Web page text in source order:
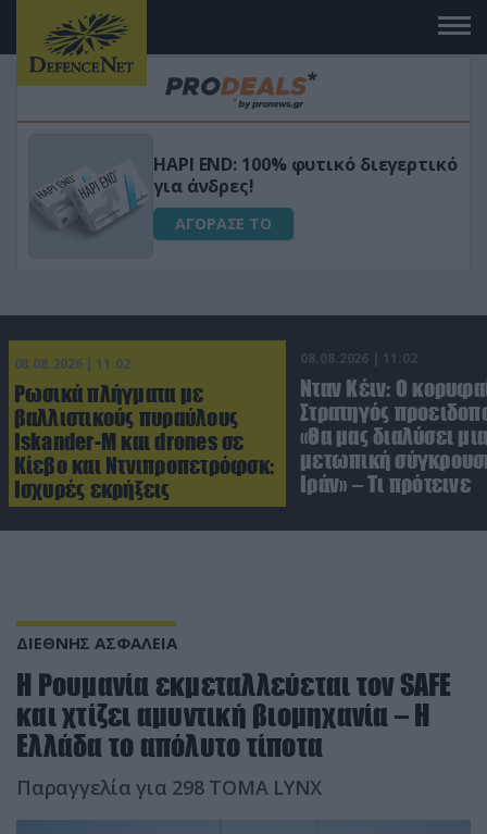
Μεταμόρφωσε τον κήπο σου με το
Ultra Box Μίνι Αλυσοπρίονο με
μπαταρία λιθίου
ΑΓΟΡΑΣΕ ΤΟ
08.08.2026 | 11:02
Ρωσικά πλήγματα με
βαλλιστικούς πυραύλους
Iskander-M και drones σε
Κίεβο και Ντνιπροπετρόφσκ:
Ισχυρές εκρήξεις
08.08.2026 | 11:02
Νταν Κέιν: Ο
Στρατηγός
«Θα μας διαλύσει
μετωπική
Ιράν» – Τι πρότεινε
ΔΙΕΘΝΗΣ ΑΣΦΑΛΕΙΑ
Η Ρουμανία εκμεταλλεύεται τον SAFE
και χτίζει αμυντική βιομηχανία – Η
Ελλάδα το απόλυτο τίποτα
Παραγγελία για 298 ΤΟΜΑ LYNX